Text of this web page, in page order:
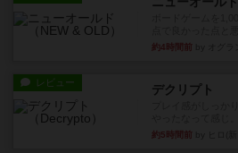
約4時間前
レビュー デクリプト
約5時間前